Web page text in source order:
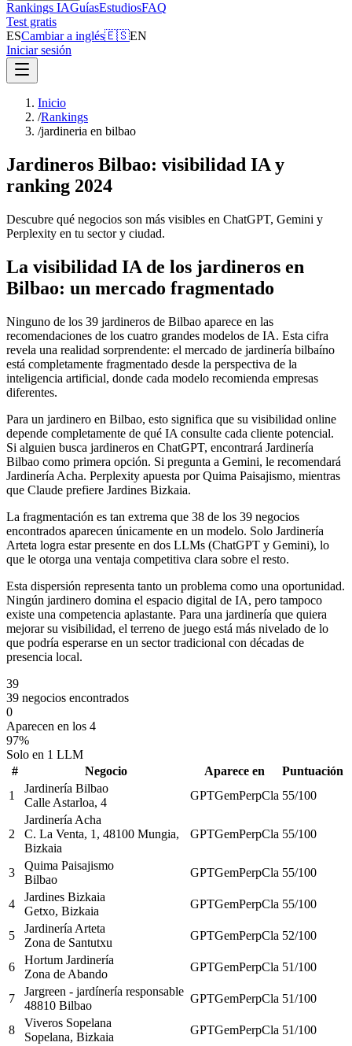
Rankings IAGuíasEstudiosFAQ
Test gratis
ESCambiar a inglés🇪🇸EN
Iniciar sesión
Inicio
/Rankings
/jardineria en bilbao
Jardineros Bilbao: visibilidad IA y
ranking 2024
Descubre qué negocios son más visibles en ChatGPT, Gemini y
Perplexity en tu sector y ciudad.
La visibilidad IA de los jardineros en
Bilbao: un mercado fragmentado
Ninguno de los 39 jardineros de Bilbao aparece en las
recomendaciones de los cuatro grandes modelos de IA. Esta cifra
revela una realidad sorprendente: el mercado de jardinería bilbaíno
está completamente fragmentado desde la perspectiva de la
inteligencia artificial, donde cada modelo recomienda empresas
diferentes.
Para un jardinero en Bilbao, esto significa que su visibilidad online
depende completamente de qué IA consulte cada cliente potencial.
Si alguien busca jardineros en ChatGPT, encontrará Jardinería
Bilbao como primera opción. Si pregunta a Gemini, le recomendará
Jardinería Acha. Perplexity apuesta por Quima Paisajismo, mientras
que Claude prefiere Jardines Bizkaia.
La fragmentación es tan extrema que 38 de los 39 negocios
encontrados aparecen únicamente en un modelo. Solo Jardinería
Arteta logra estar presente en dos LLMs (ChatGPT y Gemini), lo
que le otorga una ventaja competitiva clara sobre el resto.
Esta dispersión representa tanto un problema como una oportunidad.
Ningún jardinero domina el espacio digital de IA, pero tampoco
existe una competencia aplastante. Para una jardinería que quiera
mejorar su visibilidad, el terreno de juego está más nivelado de lo
que podría esperarse en un sector tradicional con décadas de
presencia local.
39
39 negocios encontrados
0
Aparecen en los 4
97%
Solo en 1 LLM
#
Negocio Aparece en
Puntuación
1
Jardinería Bilbao
Calle Astarloa, 4
GPTGemPerpCla 55/100
2
Jardinería Acha
C. La Venta, 1, 48100 Mungia,
Bizkaia
GPTGemPerpCla 55/100
3
Quima Paisajismo
Bilbao
GPTGemPerpCla 55/100
4
Jardines Bizkaia
Getxo, Bizkaia
GPTGemPerpCla 55/100
5
Jardinería Arteta
Zona de Santutxu
GPTGemPerpCla 52/100
6
Hortum Jardinería
Zona de Abando
GPTGemPerpCla 51/100
7
Jargreen - jardínería responsable
48810 Bilbao
GPTGemPerpCla 51/100
8
Viveros Sopelana
Sopelana, Bizkaia
GPTGemPerpCla 51/100